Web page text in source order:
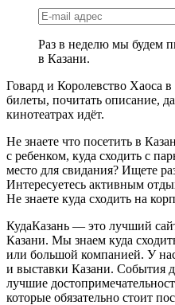
Раз в неделю мы будем
в Казани.
Говард и Королевство Хаоса
билеты, почитать описание,
кинотеатрах идёт.
Не знаете что посетить в
с ребенком, куда сходить с
место для свидания? Ищете
Интересуетесь активным
Не знаете куда сходить на
КудаКазань — это лучший
Казани. Мы знаем куда
или большой компанией. У
и выставки Казани. События
лучшие
которые обязательно стоит